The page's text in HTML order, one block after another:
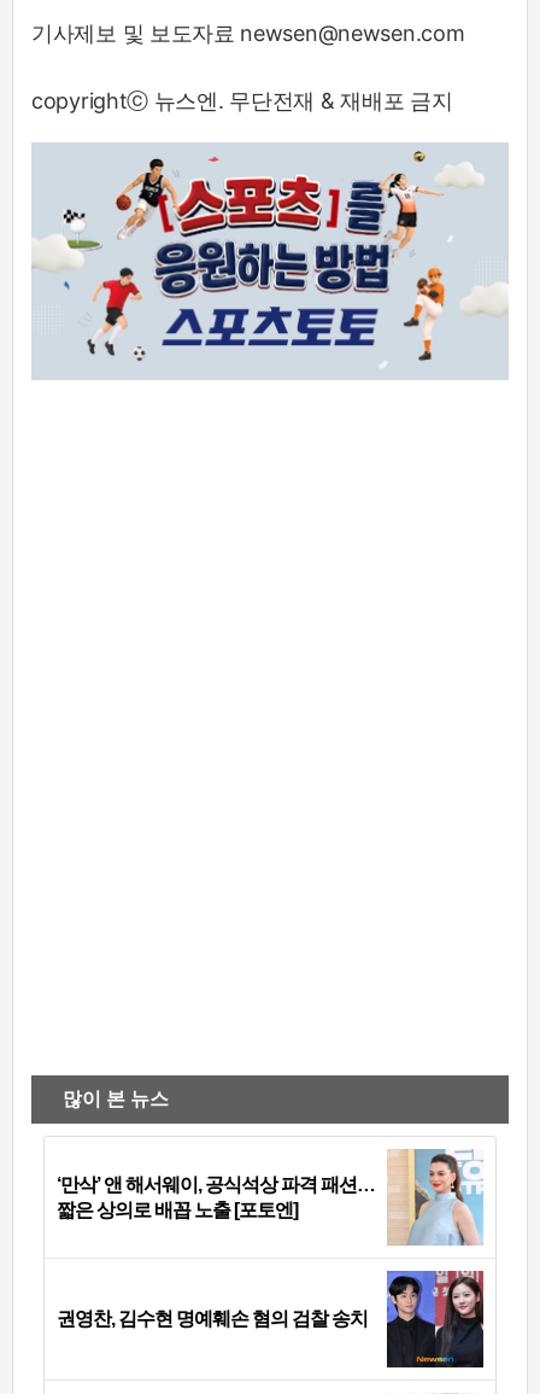
기사제보 및 보도자료 newsen@newsen.com
copyrightⓒ 뉴스엔. 무단전재 & 재배포 금지
많이 본 뉴스
‘만삭’ 앤 해서웨이, 공식석상 파격 패션…
짧은 상의로 배꼽 노출 [포토엔]
권영찬, 김수현 명예훼손 혐의 검찰 송치